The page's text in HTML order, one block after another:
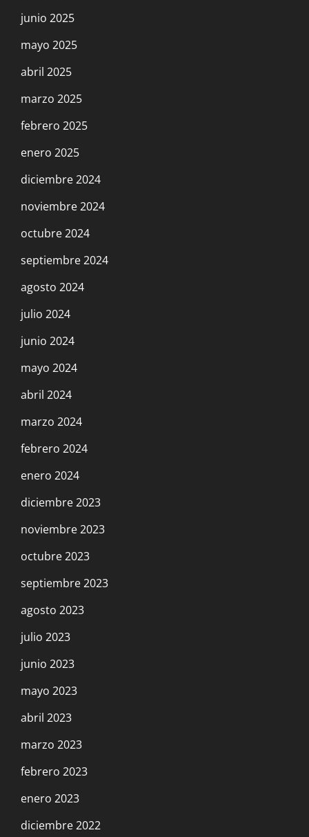
junio 2025
mayo 2025
abril 2025
marzo 2025
febrero 2025
enero 2025
diciembre 2024
noviembre 2024
octubre 2024
septiembre 2024
agosto 2024
julio 2024
junio 2024
mayo 2024
abril 2024
marzo 2024
febrero 2024
enero 2024
diciembre 2023
noviembre 2023
octubre 2023
septiembre 2023
agosto 2023
julio 2023
junio 2023
mayo 2023
abril 2023
marzo 2023
febrero 2023
enero 2023
diciembre 2022